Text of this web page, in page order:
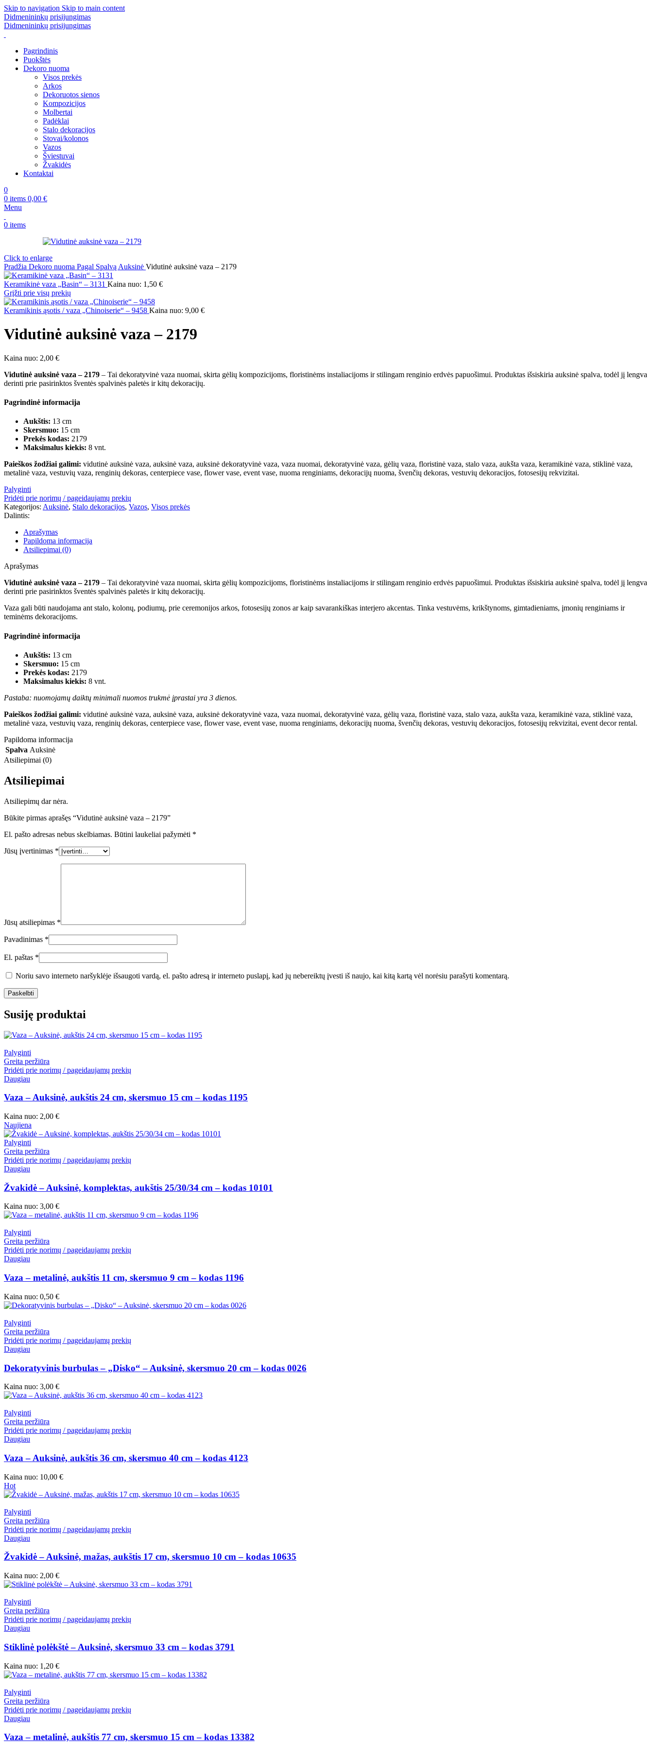
Skip to navigation Skip to main content
Didmenininkų prisijungimas
Didmenininkų prisijungimas
Pagrindinis
Puokštės
Dekoro nuoma
Visos prekės
Arkos
Dekoruotos sienos
Kompozicijos
Molbertai
Padėklai
Stalo dekoracijos
Stovai/kolonos
Vazos
Šviestuvai
Žvakidės
Kontaktai
0
0 items 0,00 €
Menu
0 items
Click to enlarge
Pradžia Dekoro nuoma Pagal Spalvą Auksinė Vidutinė auksinė vaza – 2179
Keramikinė vaza „Basin“ – 3131 Kaina nuo: 1,50 €
Grįžti prie visų prekių
Keramikinis ąsotis / vaza „Chinoiserie“ – 9458 Kaina nuo: 9,00 €
Vidutinė auksinė vaza – 2179
Kaina nuo: 2,00 €
Vidutinė auksinė vaza – 2179 – Tai dekoratyvinė vaza nuomai, skirta gėlių kompozicijoms, floristinėms instaliacijoms ir stilingam renginio erdvės papuošimui. Produktas išsiskiria auksinė spalva, todėl jį lengva
derinti prie pasirinktos šventės spalvinės paletės ir kitų dekoracijų.
Pagrindinė informacija
Aukštis: 13 cm
Skersmuo: 15 cm
Prekės kodas: 2179
Maksimalus kiekis: 8 vnt.
Paieškos žodžiai galimi: vidutinė auksinė vaza, auksinė vaza, auksinė dekoratyvinė vaza, vaza nuomai, dekoratyvinė vaza, gėlių vaza, floristinė vaza, stalo vaza, aukšta vaza, keramikinė vaza, stiklinė vaza,
metalinė vaza, vestuvių vaza, renginių dekoras, centerpiece vase, flower vase, event vase, nuoma renginiams, dekoracijų nuoma, švenčių dekoras, vestuvių dekoracijos, fotosesijų rekvizitai.
Palyginti
Pridėti prie norimų / pageidaujamų prekių
Kategorijos: Auksinė, Stalo dekoracijos, Vazos, Visos prekės
Dalintis:
Aprašymas
Papildoma informacija
Atsiliepimai (0)
Aprašymas
Vidutinė auksinė vaza – 2179 – Tai dekoratyvinė vaza nuomai, skirta gėlių kompozicijoms, floristinėms instaliacijoms ir stilingam renginio erdvės papuošimui. Produktas išsiskiria auksinė spalva, todėl jį lengva
derinti prie pasirinktos šventės spalvinės paletės ir kitų dekoracijų.
Vaza gali būti naudojama ant stalo, kolonų, podiumų, prie ceremonijos arkos, fotosesijų zonos ar kaip savarankiškas interjero akcentas. Tinka vestuvėms, krikštynoms, gimtadieniams, įmonių renginiams ir
teminėms dekoracijoms.
Pagrindinė informacija
Aukštis: 13 cm
Skersmuo: 15 cm
Prekės kodas: 2179
Maksimalus kiekis: 8 vnt.
Pastaba: nuomojamų daiktų minimali nuomos trukmė įprastai yra 3 dienos.
Paieškos žodžiai galimi: vidutinė auksinė vaza, auksinė vaza, auksinė dekoratyvinė vaza, vaza nuomai, dekoratyvinė vaza, gėlių vaza, floristinė vaza, stalo vaza, aukšta vaza, keramikinė vaza, stiklinė vaza,
metalinė vaza, vestuvių vaza, renginių dekoras, centerpiece vase, flower vase, event vase, nuoma renginiams, dekoracijų nuoma, švenčių dekoras, vestuvių dekoracijos, fotosesijų rekvizitai, event decor rental.
Papildoma informacija
Spalva Auksinė
Atsiliepimai (0)
Atsiliepimai
Atsiliepimų dar nėra.
Būkite pirmas aprašęs “Vidutinė auksinė vaza – 2179”
El. pašto adresas nebus skelbiamas. Būtini laukeliai pažymėti *
Jūsų įvertinimas *
Jūsų atsiliepimas *
Pavadinimas *
El. paštas *
Noriu savo interneto naršyklėje išsaugoti vardą, el. pašto adresą ir interneto puslapį, kad jų nebereiktų įvesti iš naujo, kai kitą kartą vėl norėsiu parašyti komentarą.
Susiję produktai
Palyginti
Greita peržiūra
Pridėti prie norimų / pageidaujamų prekių
Daugiau
Vaza – Auksinė, aukštis 24 cm, skersmuo 15 cm – kodas 1195
Kaina nuo: 2,00 €
Naujiena
Palyginti
Greita peržiūra
Pridėti prie norimų / pageidaujamų prekių
Daugiau
Žvakidė – Auksinė, komplektas, aukštis 25/30/34 cm – kodas 10101
Kaina nuo: 3,00 €
Palyginti
Greita peržiūra
Pridėti prie norimų / pageidaujamų prekių
Daugiau
Vaza – metalinė, aukštis 11 cm, skersmuo 9 cm – kodas 1196
Kaina nuo: 0,50 €
Palyginti
Greita peržiūra
Pridėti prie norimų / pageidaujamų prekių
Daugiau
Dekoratyvinis burbulas – „Disko“ – Auksinė, skersmuo 20 cm – kodas 0026
Kaina nuo: 3,00 €
Palyginti
Greita peržiūra
Pridėti prie norimų / pageidaujamų prekių
Daugiau
Vaza – Auksinė, aukštis 36 cm, skersmuo 40 cm – kodas 4123
Kaina nuo: 10,00 €
Hot
Palyginti
Greita peržiūra
Pridėti prie norimų / pageidaujamų prekių
Daugiau
Žvakidė – Auksinė, mažas, aukštis 17 cm, skersmuo 10 cm – kodas 10635
Kaina nuo: 2,00 €
Palyginti
Greita peržiūra
Pridėti prie norimų / pageidaujamų prekių
Daugiau
Stiklinė polėkštė – Auksinė, skersmuo 33 cm – kodas 3791
Kaina nuo: 1,20 €
Palyginti
Greita peržiūra
Pridėti prie norimų / pageidaujamų prekių
Daugiau
Vaza – metalinė, aukštis 77 cm, skersmuo 15 cm – kodas 13382